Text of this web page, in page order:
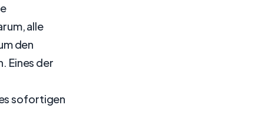
alle
den
Eines der
sofortigen